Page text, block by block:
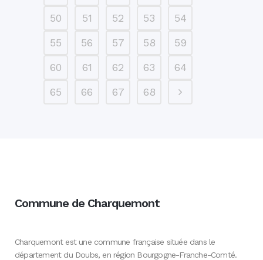
50
51 52 53
54
55
56 57 58
59
60
61 62 63
64
65
66 67 68
Commune de Charquemont
Charquemont est une commune française située dans le
département du Doubs, en région Bourgogne-Franche-Comté.